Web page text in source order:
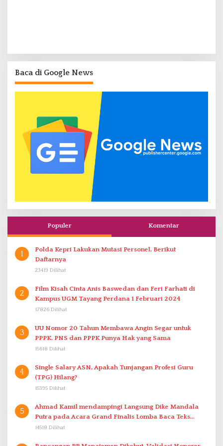
Baca di Google News
Populer Komentar
1
Polda Kepri Lakukan Mutasi Personel, Berikut
Daftarnya
23419 Dilihat
2
Film Kisah Cinta Anis Baswedan dan Feri Farhati di
Kampus UGM Tayang Perdana 1 Februari 2024
17826 Dilihat
3
UU Nomor 20 Tahun Membawa Angin Segar untuk
PPPK. PNS dan PPPK Punya Hak yang Sama
15618 Dilihat
4
Single Salary ASN, Apakah Tunjangan Profesi Guru
(TPG) Hilang?
15395 Dilihat
5
Ahmad Kamil mendampingi Langsung Dike Mandala
Putra pada Acara Grand Finalis Lomba Baca Teks
Proklamasi Mirip Bung Karno di Bali
14518 Dilihat